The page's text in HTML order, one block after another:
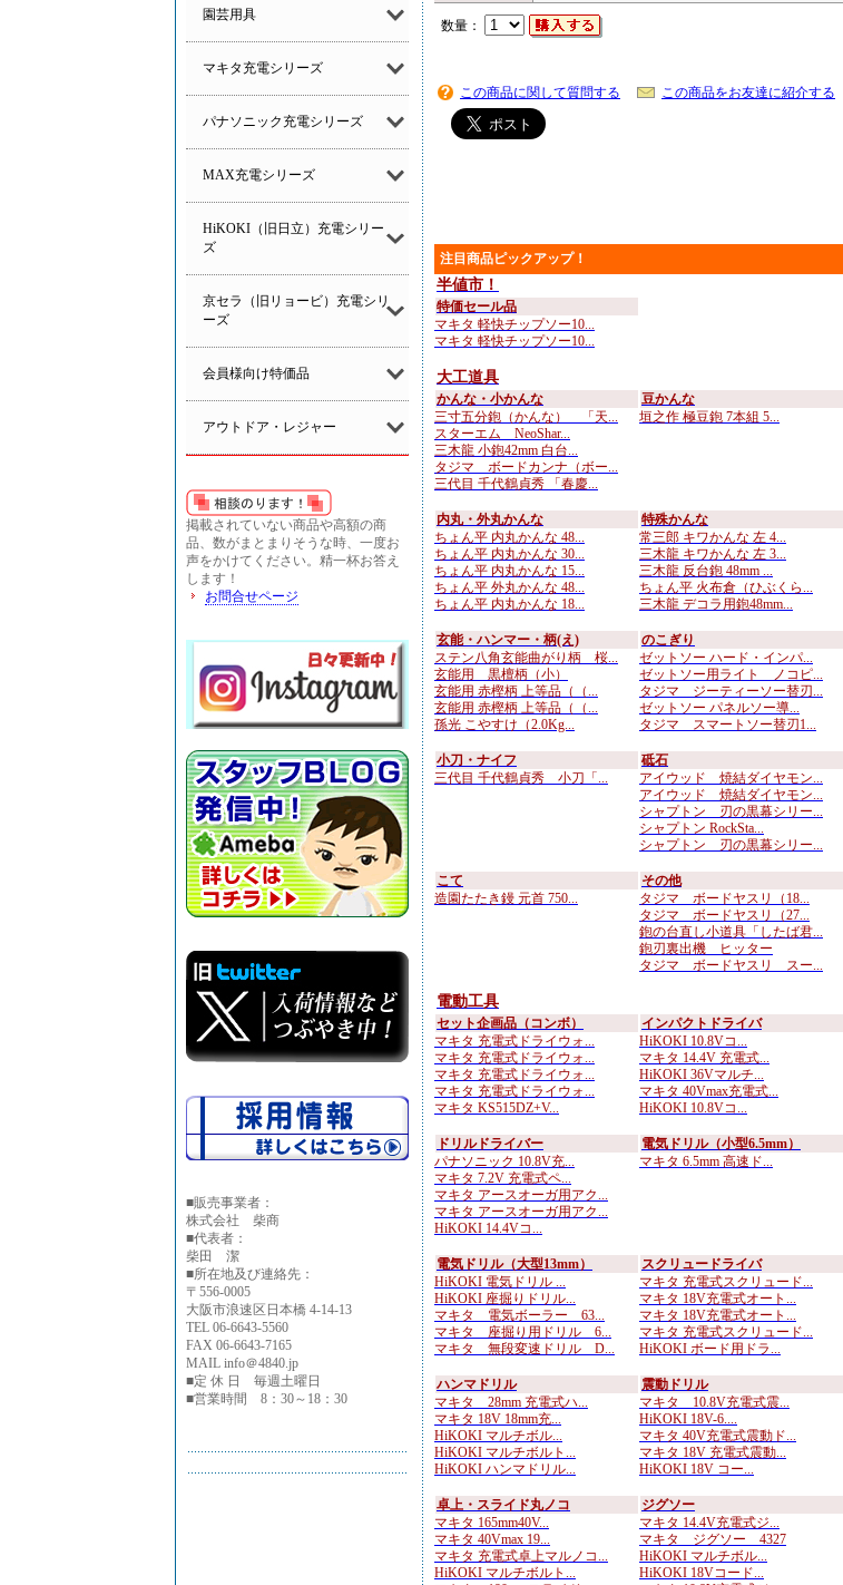
園芸用具
マキタ充電シリーズ
パナソニック充電シリーズ
MAX充電シリーズ
HiKOKI（旧日立）充電シリー
ズ
京セラ（旧リョービ）充電シリ
ーズ
会員様向け特価品
アウトドア・レジャー
掲載されていない商品や高額の商
品、数がまとまりそうな時、一度お
声をかけてください。精一杯お答え
します！
お問合せページ
■販売事業者：
株式会社 柴商
■代表者：
柴田 潔
■所在地及び連絡先：
〒556-0005
大阪市浪速区日本橋 4-14-13
TEL 06-6643-5560
FAX 06-6643-7165
MAIL info＠4840.jp
■定 休 日 毎週土曜日
■営業時間 8：30～18：30
数量：
この商品に関して質問する この商品をお友達に紹介する
注目商品ピックアップ！
半値市！
特価セール品
マキタ 軽快チップソー10...
マキタ 軽快チップソー10...
大工道具
かんな・小かんな
三寸五分鉋（かんな） 「天...
スターエム NeoShar...
三木龍 小鉋42mm 白台...
タジマ ボードカンナ（ボー...
三代目 千代鶴貞秀 「春慶...
豆かんな
垣之作 極豆鉋 7本組 5...
内丸・外丸かんな
ちょん平 内丸かんな 48...
ちょん平 内丸かんな 30...
ちょん平 内丸かんな 15...
ちょん平 外丸かんな 48...
ちょん平 内丸かんな 18...
特殊かんな
常三郎 キワかんな 左 4...
三木龍 キワかんな 左 3...
三木龍 反台鉋 48mm ...
ちょん平 火布倉（ひぶくら...
三木龍 デコラ用鉋48mm...
玄能・ハンマー・柄(え)
ステン八角玄能曲がり柄 桜...
玄能用 黒檀柄（小）
玄能用 赤樫柄 上等品（（...
玄能用 赤樫柄 上等品（（...
孫光 こやすけ（2.0Kg...
のこぎり
ゼットソー ハード・インパ...
ゼットソー用ライト ノコピ...
タジマ ジーティーソー替刃...
ゼットソー パネルソー導...
タジマ スマートソー替刃1...
小刀・ナイフ
三代目 千代鶴貞秀 小刀「...
砥石
アイウッド 焼結ダイヤモン...
アイウッド 焼結ダイヤモン...
シャプトン 刃の黒幕シリー...
シャプトン RockSta...
シャプトン 刃の黒幕シリー...
こて
造園たたき鏝 元首 750...
その他
タジマ ボードヤスリ（18...
タジマ ボードヤスリ（27...
鉋の台直し小道具「したば君...
鉋刃裏出機 ヒッター
タジマ ボードヤスリ スー...
電動工具
セット企画品（コンボ）
マキタ 充電式ドライウォ...
マキタ 充電式ドライウォ...
マキタ 充電式ドライウォ...
マキタ 充電式ドライウォ...
マキタ KS515DZ+V...
インパクトドライバ
HiKOKI 10.8Vコ...
マキタ 14.4V 充電式...
HiKOKI 36Vマルチ...
マキタ 40Vmax充電式...
HiKOKI 10.8Vコ...
ドリルドライバー
パナソニック 10.8V充...
マキタ 7.2V 充電式ペ...
マキタ アースオーガ用アク...
マキタ アースオーガ用アク...
HiKOKI 14.4Vコ...
電気ドリル（小型6.5mm）
マキタ 6.5mm 高速ド...
電気ドリル（大型13mm）
HiKOKI 電気ドリル ...
HiKOKI 座掘りドリル...
マキタ 電気ボーラー 63...
マキタ 座掘り用ドリル 6...
マキタ 無段変速ドリル D...
スクリュードライバ
マキタ 充電式スクリュード...
マキタ 18V充電式オート...
マキタ 18V充電式オート...
マキタ 充電式スクリュード...
HiKOKI ボード用ドラ...
ハンマドリル
マキタ 28mm 充電式ハ...
マキタ 18V 18mm充...
HiKOKI マルチボル...
HiKOKI マルチボルト...
HiKOKI ハンマドリル...
震動ドリル
マキタ 10.8V充電式震...
HiKOKI 18V-6....
マキタ 40V充電式震動ド...
マキタ 18V 充電式震動...
HiKOKI 18V コー...
卓上・スライド丸ノコ
マキタ 165mm40V...
マキタ 40Vmax 19...
マキタ 充電式卓上マルノコ...
HiKOKI マルチボルト...
ジグソー
マキタ 14.4V充電式ジ...
マキタ ジグソー 4327
HiKOKI マルチボル...
HiKOKI 18Vコード...